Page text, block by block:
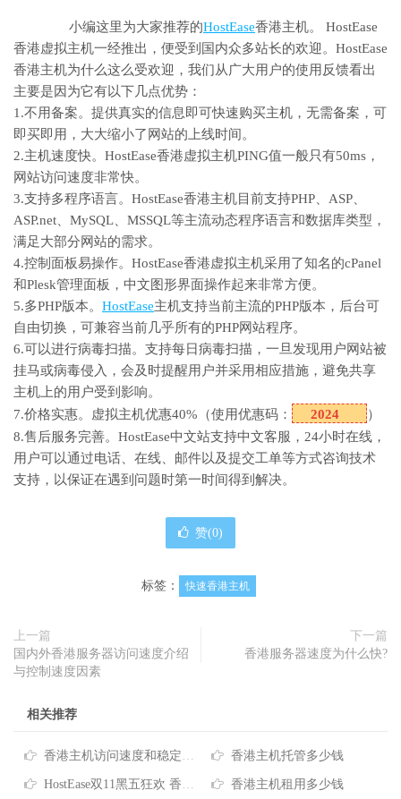
小编这里为大家推荐的HostEase香港主机。 HostEase
香港虚拟主机一经推出，便受到国内众多站长的欢迎。HostEase
香港主机为什么这么受欢迎，我们从广大用户的使用反馈看出
主要是因为它有以下几点优势：
1.不用备案。提供真实的信息即可快速购买主机，无需备案，可
即买即用，大大缩小了网站的上线时间。
2.主机速度快。HostEase香港虚拟主机PING值一般只有50ms，
网站访问速度非常快。
3.支持多程序语言。HostEase香港主机目前支持PHP、ASP、
ASP.net、MySQL、MSSQL等主流动态程序语言和数据库类型，
满足大部分网站的需求。
4.控制面板易操作。HostEase香港虚拟主机采用了知名的cPanel
和Plesk管理面板，中文图形界面操作起来非常方便。
5.多PHP版本。 HostEase主机支持当前主流的PHP版本，后台可
自由切换，可兼容当前几乎所有的PHP网站程序。
6.可以进行病毒扫描。支持每日病毒扫描，一旦发现用户网站被
挂马或病毒侵入，会及时提醒用户并采用相应措施，避免共享
主机上的用户受到影响。
7.价格实惠。虚拟主机优惠40%（使用优惠码：
2024
）
8.售后服务完善。HostEase中文站支持中文客服，24小时在线，
用户可以通过电话、在线、邮件以及提交工单等方式咨询技术
支持，以保证在遇到问题时第一时间得到解决。
赞(0)
标签： 快速香港主机
上一篇
国内外香港服务器访问速度介绍
与控制速度因素
下一篇
香港服务器速度为什么快?
相关推荐
香港主机访问速度和稳定性检测方法 香港主机托管多少钱
HostEase双11黑五狂欢 香港主机6折优惠 低至$5.95/月 香港主机租用多少钱